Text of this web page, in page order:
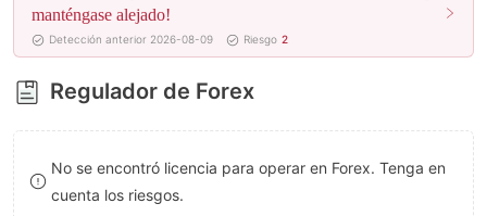
5
6
7
8
9
8
9
manténgase alejado!
Detección anterior 2026-08-09 Riesgo 2
Regulador de Forex
No se encontró licencia para operar en Forex. Tenga en
cuenta los riesgos.